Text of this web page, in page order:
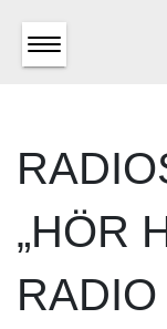
„HÖR